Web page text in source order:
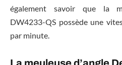
également savoir que la
DW4233-QS possède une
par minute.